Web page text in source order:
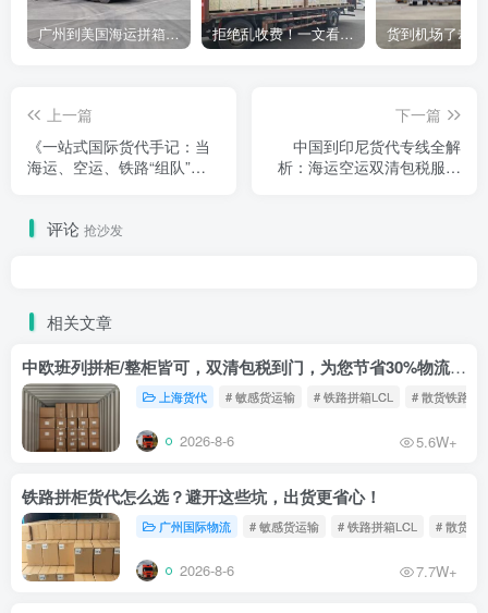
广州到美国海运拼箱多少钱？2024年最新运费构成+隐藏费用避坑指南 拒绝乱收费！一文看懂中国货代计费套路，教你避开所有隐形坑
上一篇
《一站式国际货代手记：当
海运、空运、铁路“组队”，
下一篇
中国到印尼货代专线全解
析：海运空运双清包税服务
评论 抢沙发
相关文章
中欧班列拼柜/整柜皆可，双清包税到门，为您节省30%物流成本！
上海货代 # 敏感货运输 # 铁路拼箱LCL # 散货铁路
2026-8-6 5.6W+
铁路拼柜货代怎么选？避开这些坑，出货更省心！
广州国际物流 # 敏感货运输 # 铁路拼箱LCL # 散货铁
2026-8-6 7.7W+